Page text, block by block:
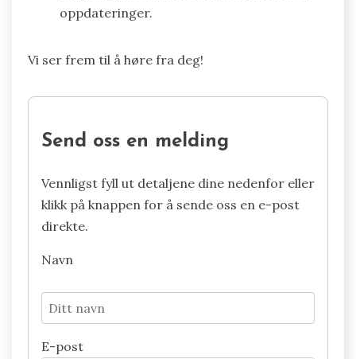
oppdateringer.
Vi ser frem til å høre fra deg!
Send oss en melding
Vennligst fyll ut detaljene dine nedenfor eller
klikk på knappen for å sende oss en e-post
direkte.
Navn
E-post